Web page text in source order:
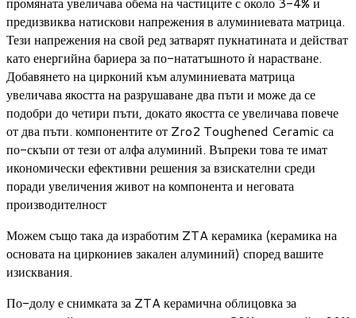
предизвиква натискови напрежения в алуминиевата матрица.
Тези напрежения на свой ред затварят пукнатината и действат
като енергийна бариера за по-нататъшното ѝ нарастване.
Добавянето на цирконий към алуминиевата матрица
увеличава якостта на разрушаване два пъти и може да се
подобри до четири пъти, докато якостта се увеличава повече
от два пъти. компонентите от Zro2 Toughened Ceramic са
по-скъпи от тези от алфа алуминий. Въпреки това те имат
икономически ефективни решения за взискателни среди
поради увеличения живот на компонента и неговата
производителност
Можем също така да изработим ZTA керамика (керамика на
основата на циркониев закален алуминий) според вашите
изисквания.
По-долу е снимката за ZTA керамична облицовка за